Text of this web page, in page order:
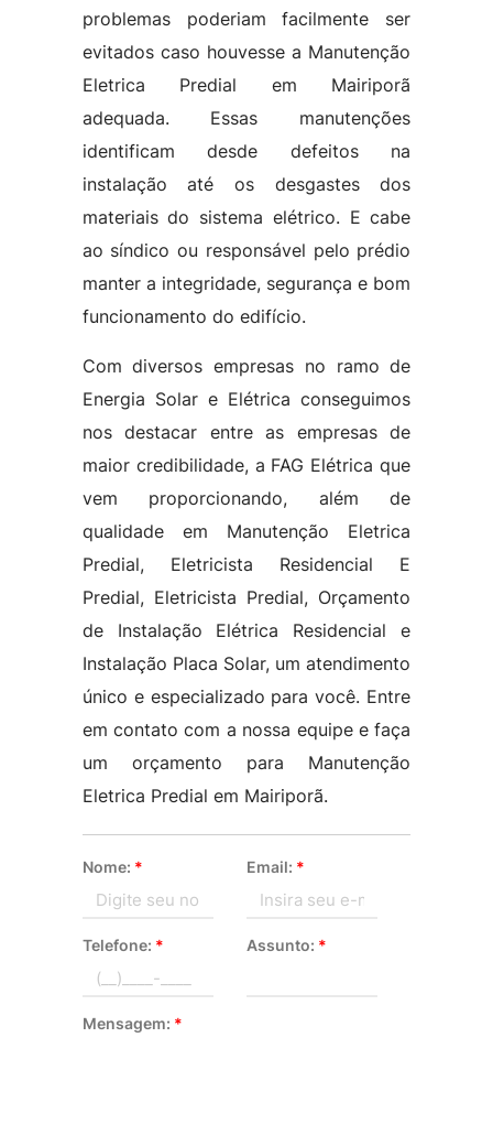
problemas poderiam facilmente ser
evitados caso houvesse a Manutenção
Eletrica Predial em Mairiporã
adequada. Essas manutenções
identificam desde defeitos na
instalação até os desgastes dos
materiais do sistema elétrico. E cabe
ao síndico ou responsável pelo prédio
manter a integridade, segurança e bom
funcionamento do edifício.
Com diversos empresas no ramo de
Energia Solar e Elétrica conseguimos
nos destacar entre as empresas de
maior credibilidade, a FAG Elétrica que
vem proporcionando, além de
qualidade em Manutenção Eletrica
Predial, Eletricista Residencial E
Predial, Eletricista Predial, Orçamento
de Instalação Elétrica Residencial e
Instalação Placa Solar, um atendimento
único e especializado para você. Entre
em contato com a nossa equipe e faça
um orçamento para Manutenção
Eletrica Predial em Mairiporã.
Nome: * Email: *
Telefone: * Assunto: *
Mensagem: *